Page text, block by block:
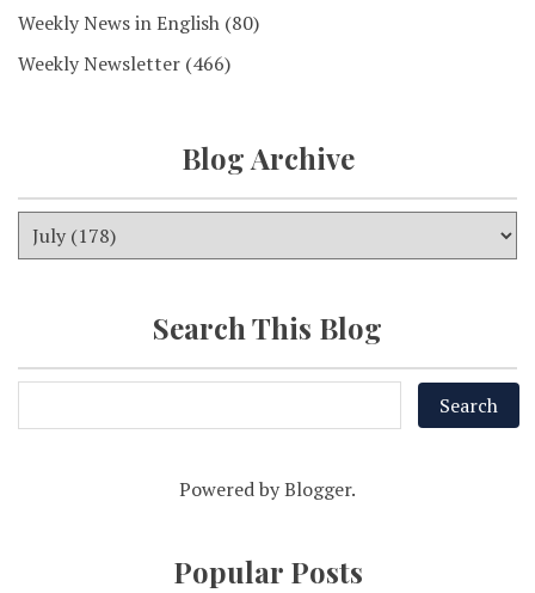
Weekly News in English (80)
Weekly Newsletter (466)
Blog Archive
Search This Blog
Powered byBlogger.
Popular Posts